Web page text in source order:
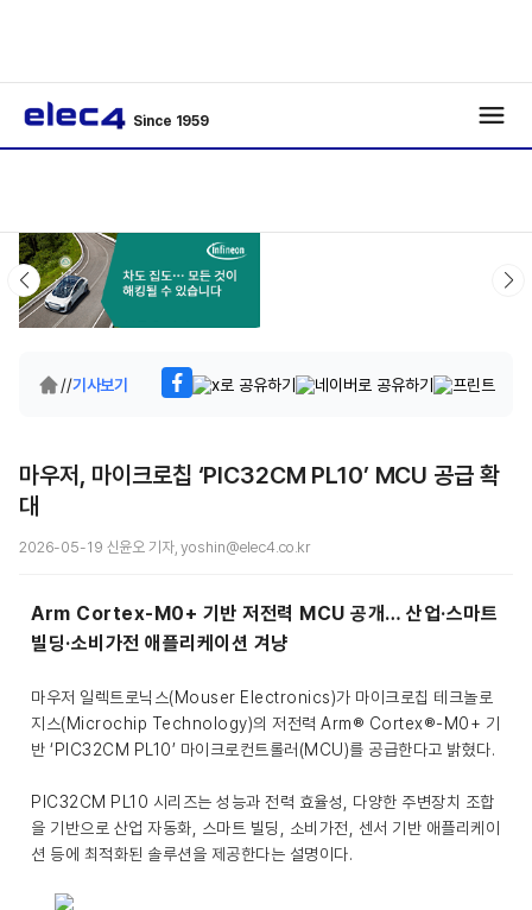
Since 1959
//기사보기
마우저, 마이크로칩 ‘PIC32CM PL10’ MCU 공급 확
대
2026-05-19 신윤오 기자, yoshin@elec4.co.kr
Arm Cortex-M0+ 기반 저전력 MCU 공개… 산업·스마트
빌딩·소비가전 애플리케이션 겨냥
마우저 일렉트로닉스(Mouser Electronics)가 마이크로칩 테크놀로
지스(Microchip Technology)의 저전력 Arm® Cortex®-M0+ 기
반 ‘PIC32CM PL10’ 마이크로컨트롤러(MCU)를 공급한다고 밝혔다.
PIC32CM PL10 시리즈는 성능과 전력 효율성, 다양한 주변장치 조합
을 기반으로 산업 자동화, 스마트 빌딩, 소비가전, 센서 기반 애플리케이
션 등에 최적화된 솔루션을 제공한다는 설명이다.